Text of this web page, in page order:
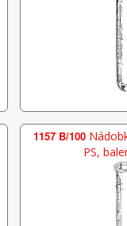
1157 B/100
PS,